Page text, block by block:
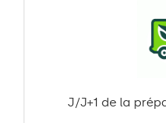
J/J+1 de la